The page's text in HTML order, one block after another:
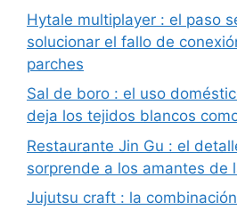
Hytale multiplayer : el paso
solucionar el fallo de
parches
Sal de boro : el uso
deja los tejidos blancos
Restaurante Jin Gu : el
sorprende a los amantes de
Jujutsu craft : la